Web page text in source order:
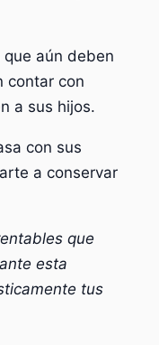
que aún deben
contar con
a sus hijos.
con sus
a conservar
que
esta
tus